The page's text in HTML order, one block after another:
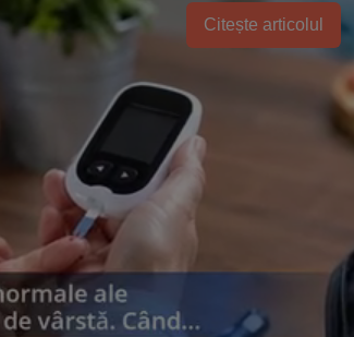
Citește articolul